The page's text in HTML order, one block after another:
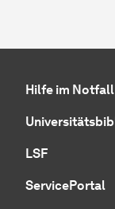
Hilfe im Notfall
LSF
ServicePortal